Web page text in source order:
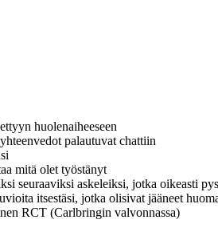
huolenaiheeseen
palautuvat chattiin
mitä olet työstänyt
seuraaviksi askeleiksi, jotka oikeasti
itsestäsi, jotka olisivat jääneet
RCT (Carlbringin valvonnassa)